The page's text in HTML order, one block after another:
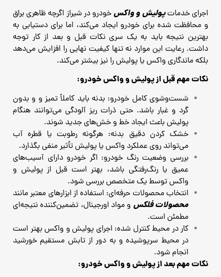
اجرای خدماتپولیش و واکسخودرو در شیراز اگرچه ظاهری براق
و محافظت‌ شده برای خودرو ایجاد می‌کند، اما برای دستیابی به
بهترین نتیجه باید به یک ‌سری نکات قبل و بعد از کار توجه
داشت. رعایت این موارد نه‌ تنها کیفیت نهایی را افزایش می‌دهد
بلکه ماندگاری واکس یا پولیش را نیز بیشتر می‌کند.
نکات مهم قبل از پولیش و واکس خودرو:
شست‌وشوی کامل خودرو: بدنه باید کاملاً تمیز و و بدون
گرد و غبار باشد. حتی ذرات ریز آلودگی می‌توانند هنگام
پولیش باعث ایجاد خط و خش‌های جدید شوند.
خشک کردن دقیق بدنه: هرگونه رطوبت یا قطره آب
می‌تواند روی عملکرد واکس یا پولیش تأثیر منفی بگذارد.
بررسی وضعیت رنگ خودرو: اگر خودرو دارای آسیب‌های
عمیق یا رنگ‌رفتگی باشد، بهتر است قبل از پولیش و
واکس توسط یک متخصص بررسی شود.
انتخاب محصولات حرفه‌ای: استفاده از ابزارهای معتبر مانند
محصولات فلکس و مواد اورجینال، تضمین‌کننده نتیجه‌ای
مطمئن است.
کار در محیط کنترل ‌شده: اجرای پولیش و واکس بهتر است
در محیط سرپوشیده و به دور از تابش مستقیم خورشید
انجام شود.
نکات مهم بعد از پولیش و واکس خودرو: